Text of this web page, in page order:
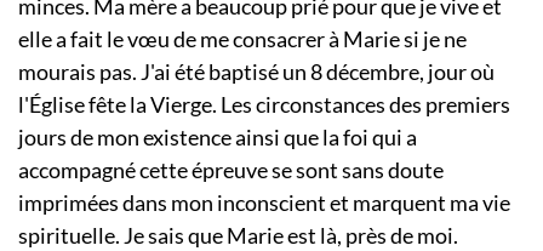
minces. Ma mère a beaucoup prié pour que je vive et
elle a fait le vœu de me consacrer à Marie si je ne
mourais pas. J'ai été baptisé un 8 décembre, jour où
l'Église fête la Vierge. Les circonstances des premiers
jours de mon existence ainsi que la foi qui a
accompagné cette épreuve se sont sans doute
imprimées dans mon inconscient et marquent ma vie
spirituelle. Je sais que Marie est là, près de moi.